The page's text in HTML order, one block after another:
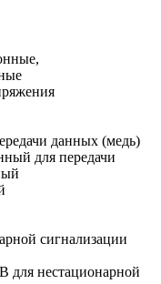
данных (медь)
для передачи
сигнализации
для нестационарной